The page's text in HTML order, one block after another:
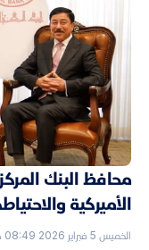
محافظ البنك
الأميركية
الخميس 5 فبراير 2026 08:49 م